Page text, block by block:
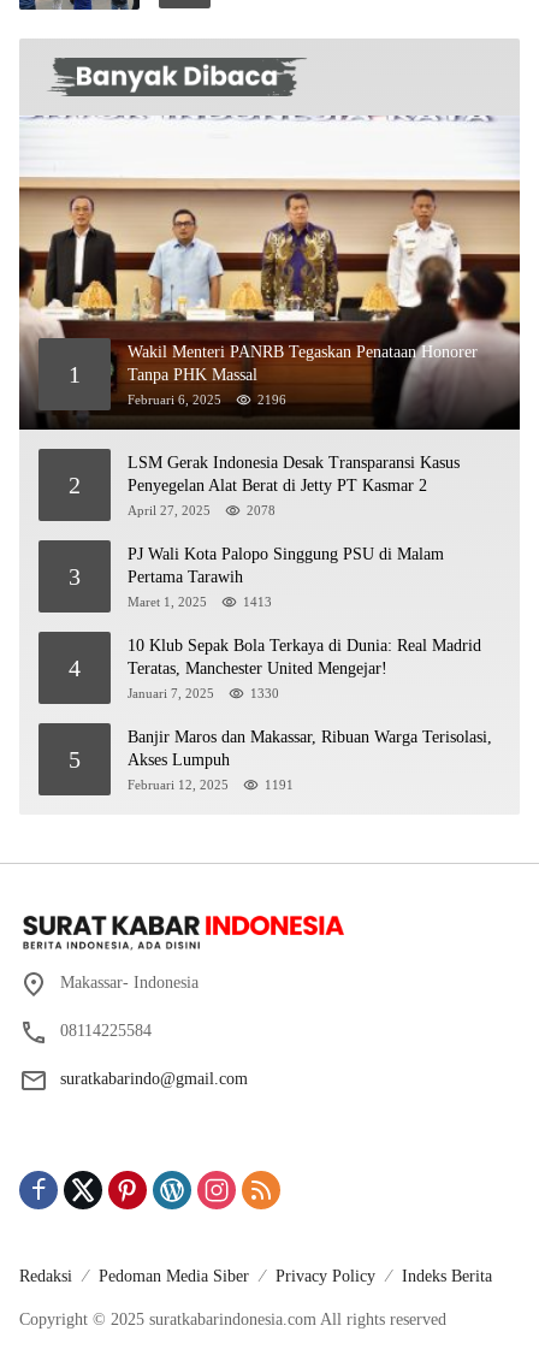
1
Wakil Menteri PANRB Tegaskan Penataan Honorer
Tanpa PHK Massal
Februari 6, 2025 2196
2
LSM Gerak Indonesia Desak Transparansi Kasus
Penyegelan Alat Berat di Jetty PT Kasmar 2
April 27, 2025 2078
3
PJ Wali Kota Palopo Singgung PSU di Malam
Pertama Tarawih
Maret 1, 2025 1413
4
10 Klub Sepak Bola Terkaya di Dunia: Real Madrid
Teratas, Manchester United Mengejar!
Januari 7, 2025 1330
5
Banjir Maros dan Makassar, Ribuan Warga Terisolasi,
Akses Lumpuh
Februari 12, 2025 1191
Makassar- Indonesia
08114225584
suratkabarindo@gmail.com
Redaksi Pedoman Media Siber Privacy Policy Indeks Berita
Copyright © 2025 suratkabarindonesia.com All rights reserved